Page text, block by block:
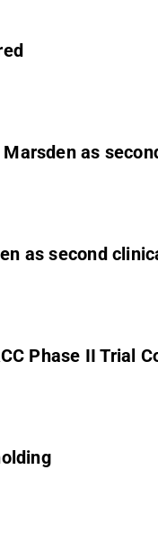
as
as second
Phase II Trial